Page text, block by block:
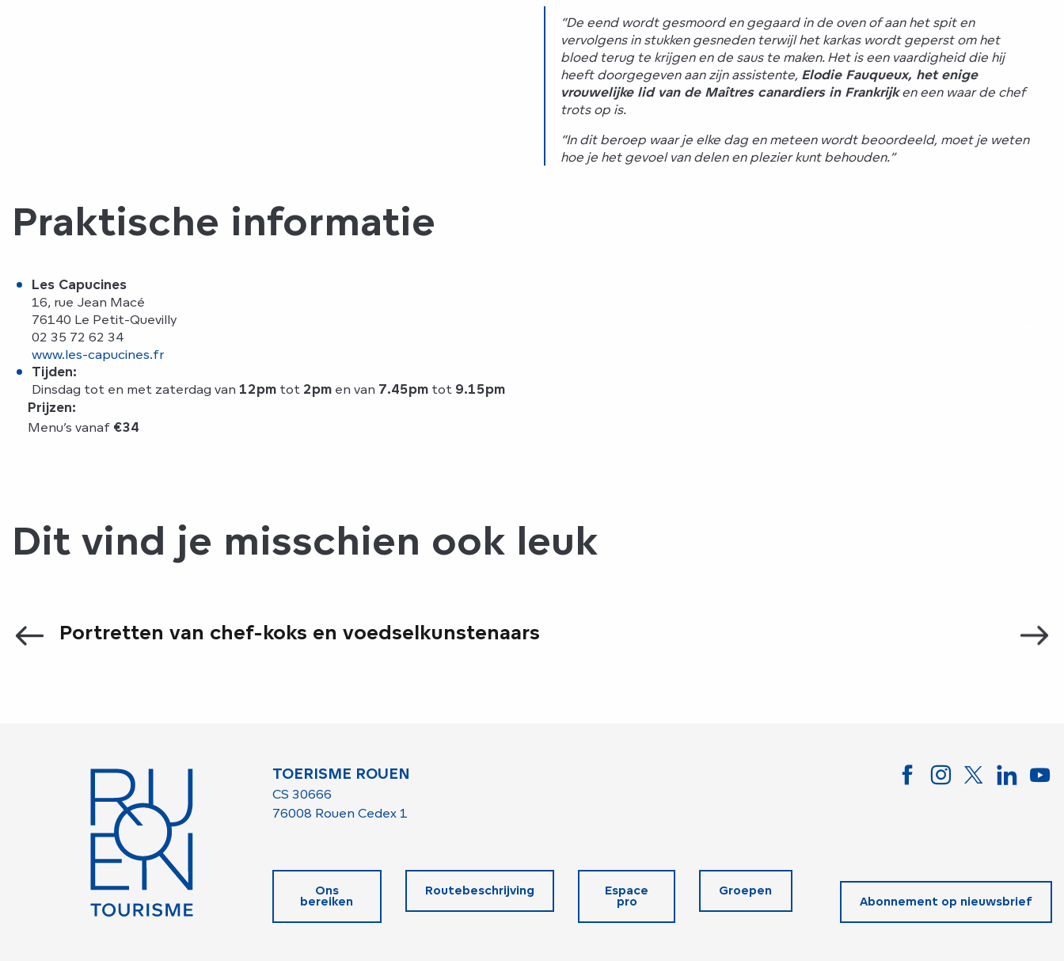
“De eend wordt gesmoord en gegaard in de oven of aan het spit en
vervolgens in stukken gesneden terwijl het karkas wordt geperst om het
bloed terug te krijgen en de saus te maken. Het is een vaardigheid die hij
heeft doorgegeven aan zijn assistente, Elodie Fauqueux, het enige
vrouwelijke lid van de Maîtres canardiers in Frankrijken een waar de chef
trots op is.
“In dit beroep waar je elke dag en meteen wordt beoordeeld, moet je weten
hoe je het gevoel van delen en plezier kunt behouden.”
Praktische informatie
Les Capucines
16, rue Jean Macé
76140 Le Petit-Quevilly
02 35 72 62 34
www.les-capucines.fr
Tijden:
Dinsdag tot en met zaterdag van 12pmtot 2pmen van 7.45pmtot 9.15pm
Prijzen:
Menu’s vanaf €34
Dit vind je misschien ook leuk
Portretten van chef-koks en voedselkunstenaars We
TOERISME ROUEN
CS 30666
76008 Rouen Cedex 1
Ons
bereiken
Routebeschrijving Espace
pro
Groepen
Abonnement op nieuwsbrief